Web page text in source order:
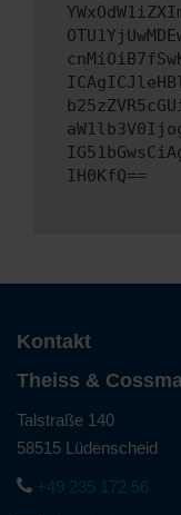
IH0KfQ==
Kontakt
Theiss &
Talstraße 140
58515 Lüdenscheid
+49 235 172 56